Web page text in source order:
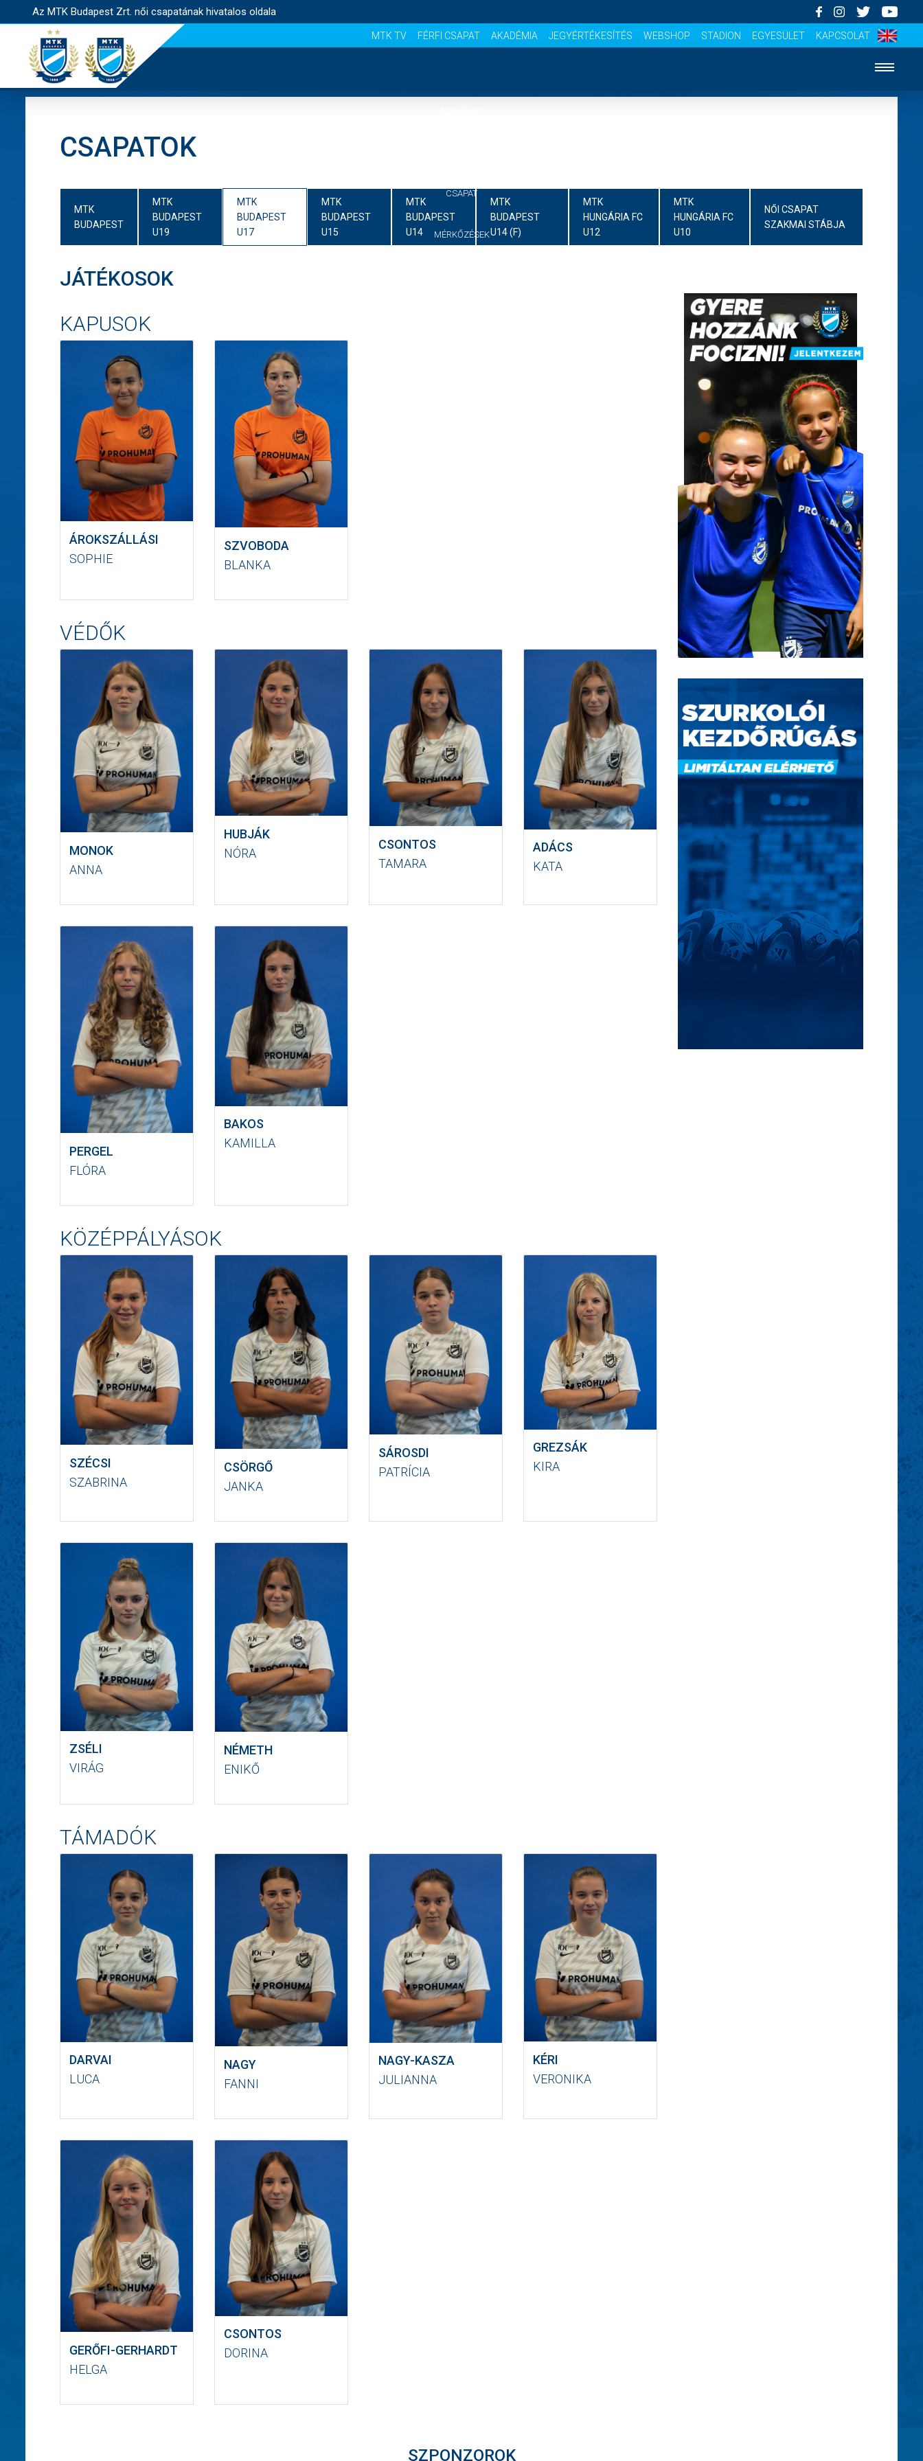
Az MTK Budapest Zrt. női csapatának hivatalos oldala
MTK TV FÉRFI CSAPAT AKADÉMIA JEGYÉRTÉKESÍTÉS WEBSHOP STADION EGYESÜLET KAPCSOLAT
CSAPAT
MÉRKŐZÉSEK
CSAPATOK
MTK
BUDAPEST
MTK
BUDAPEST
U19
MTK
BUDAPEST
U17
MTK
BUDAPEST
U15
MTK
BUDAPEST
U14
MTK
BUDAPEST
U14 (F)
MTK
HUNGÁRIA FC
U12
MTK
HUNGÁRIA FC
U10
NŐI CSAPAT
SZAKMAI STÁBJA
JÁTÉKOSOK
KAPUSOK
ÁROKSZÁLLÁSI
SOPHIE
SZVOBODA
BLANKA
VÉDŐK
MONOK
ANNA
HUBJÁK
NÓRA
CSONTOS
TAMARA
ADÁCS
KATA
PERGEL
FLÓRA
BAKOS
KAMILLA
KÖZÉPPÁLYÁSOK
SZÉCSI
SZABRINA
CSÖRGŐ
JANKA
SÁROSDI
PATRÍCIA
GREZSÁK
KIRA
ZSÉLI
VIRÁG
NÉMETH
ENIKŐ
TÁMADÓK
DARVAI
LUCA
NAGY
FANNI
NAGY-KASZA
JULIANNA
KÉRI
VERONIKA
GERŐFI-GERHARDT
HELGA
CSONTOS
DORINA
SZPONZOROK